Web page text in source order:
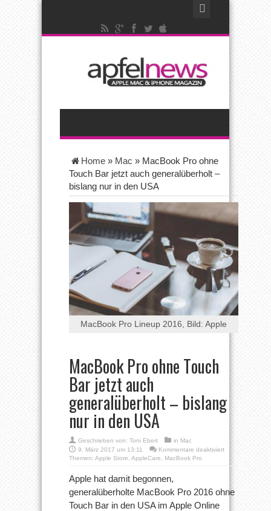
Home » Mac » MacBook Pro ohne
Touch Bar jetzt auch generalüberholt –
bislang nur in den USA
MacBook Pro Lineup 2016, Bild: Apple
MacBook Pro ohne Touch
Bar jetzt auch
generalüberholt – bislang
nur in den USA
Geschrieben von: Toni Ebert in Mac
9. März 2017 um 13:11
Kommentare deaktiviertfür
Pro
Bar
Themen: Apple Store AppleCare MacBook Pro
Apple hat damit begonnen,
generalüberholte MacBook Pro 2016 ohne
Touch Bar in den USA im Apple Online